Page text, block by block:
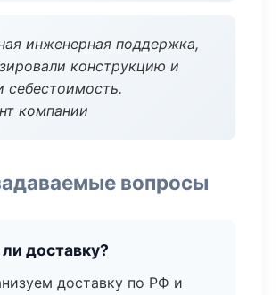
инженерная поддержка,
конструкцию и
себестоимость.
компании
вопросы
доставку?
доставку по РФ и